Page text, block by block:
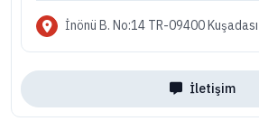
İnönü B. No:14 TR-09400
İletişim